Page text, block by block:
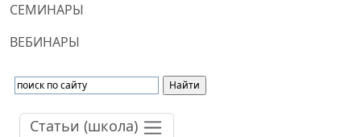
СЕМИНАРЫ
ВЕБИНАРЫ
Статьи (школа)